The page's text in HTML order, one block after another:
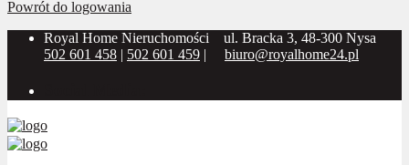
Powrót do logowania
Royal Home Nieruchomości
ul. Bracka 3, 48-300 Nysa
502 601 458 | 502 601 459 | biuro@royalhome24.pl